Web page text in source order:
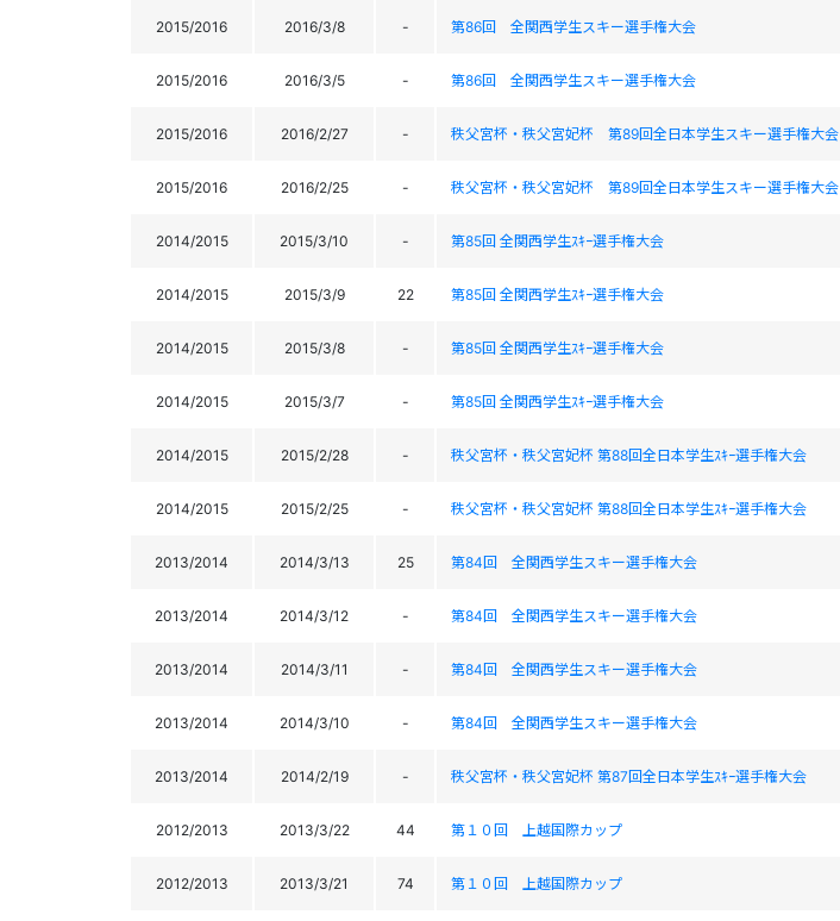
2015/2016 2016/3/8 - 第86回 全関西学生スキー選手権大会
2015/2016 2016/3/5 - 第86回 全関西学生スキー選手権大会
2015/2016 2016/2/27 - 秩父宮杯・秩父宮妃杯 第89回全日本学生スキー選手権大会
2015/2016 2016/2/25 - 秩父宮杯・秩父宮妃杯 第89回全日本学生スキー選手権大会
2014/2015 2015/3/10 - 第85回 全関西学生ｽｷｰ選手権大会
2014/2015 2015/3/9 22 第85回 全関西学生ｽｷｰ選手権大会
2014/2015 2015/3/8 - 第85回 全関西学生ｽｷｰ選手権大会
2014/2015 2015/3/7 - 第85回 全関西学生ｽｷｰ選手権大会
2014/2015 2015/2/28 - 秩父宮杯・秩父宮妃杯 第88回全日本学生ｽｷｰ選手権大会
2014/2015 2015/2/25 - 秩父宮杯・秩父宮妃杯 第88回全日本学生ｽｷｰ選手権大会
2013/2014 2014/3/13 25 第84回 全関西学生スキー選手権大会
2013/2014 2014/3/12 - 第84回 全関西学生スキー選手権大会
2013/2014 2014/3/11 - 第84回 全関西学生スキー選手権大会
2013/2014 2014/3/10 - 第84回 全関西学生スキー選手権大会
2013/2014 2014/2/19 - 秩父宮杯・秩父宮妃杯 第87回全日本学生ｽｷｰ選手権大会
2012/2013 2013/3/22 44 第１０回 上越国際カップ
2012/2013 2013/3/21 74 第１０回 上越国際カップ